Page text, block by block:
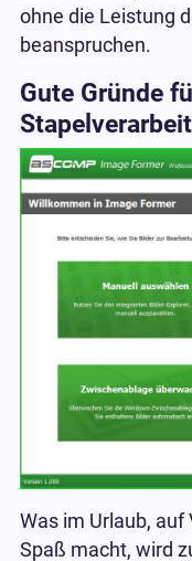
ohne die Leistung
beanspruchen.
Gute Gründe
Was im Urlaub,
Spaß macht, wird